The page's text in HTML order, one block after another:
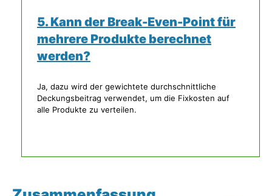
5. Kann der Break-Even-Point für
mehrere Produkte berechnet
werden?
Ja, dazu wird der gewichtete durchschnittliche
Deckungsbeitrag verwendet, um die Fixkosten auf
alle Produkte zu verteilen.